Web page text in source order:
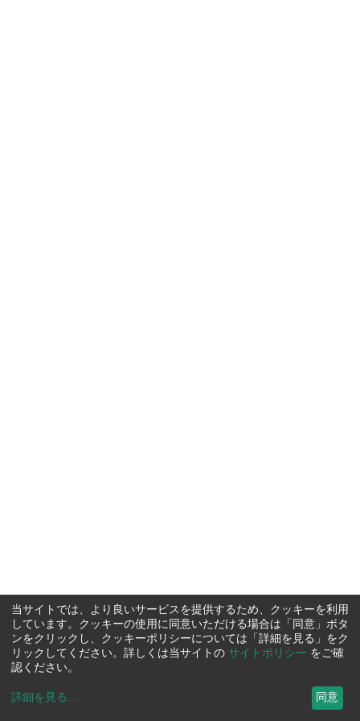
当サイトでは、より良いサービスを提供するため、クッキーを利用
しています。クッキーの使用に同意いただける場合は「同意」ボタ
ンをクリックし、クッキーポリシーについては「詳細を見る」をク
リックしてください。詳しくは当サイトの サイトポリシー をご確
認ください。
詳細を見る ... 同意